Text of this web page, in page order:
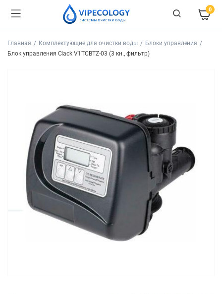
0
Главная Комплектующие для очистки воды
Блоки управления
Блок управления Clack V1TCBTZ-03 (3 кн., фильтр)